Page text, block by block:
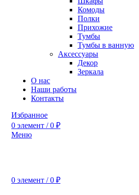
Комоды
Полки
Прихожие
Тумбы
Тумбы в ванную
Аксессуары
Декор
Зеркала
О нас
Наши работы
Контакты
Избранное
0 элемент / 0 ₽
Меню
0 элемент / 0 ₽